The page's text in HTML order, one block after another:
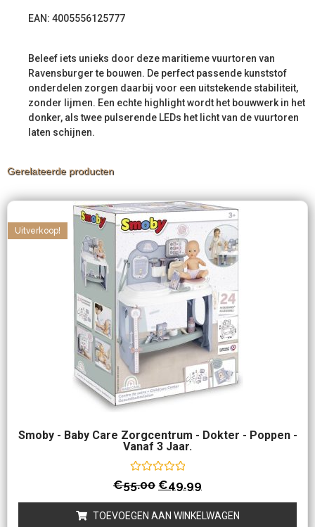
EAN: 4005556125777
Beleef iets unieks door deze maritieme vuurtoren van
Ravensburger te bouwen. De perfect passende kunststof
onderdelen zorgen daarbij voor een uitstekende stabiliteit,
zonder lijmen. Een echte highlight wordt het bouwwerk in het
donker, als twee pulserende LEDs het licht van de vuurtoren
laten schijnen.
Gerelateerde producten
Smoby - Baby Care Zorgcentrum - Dokter - Poppen -
Vanaf 3 Jaar.
Waardering
0
uit
5
€55.00 €49.99
Uitverkoop!
TOEVOEGEN AAN WINKELWAGEN